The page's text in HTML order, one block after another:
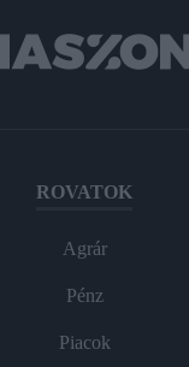
ROVATOK
Agrár
Pénz
Piacok